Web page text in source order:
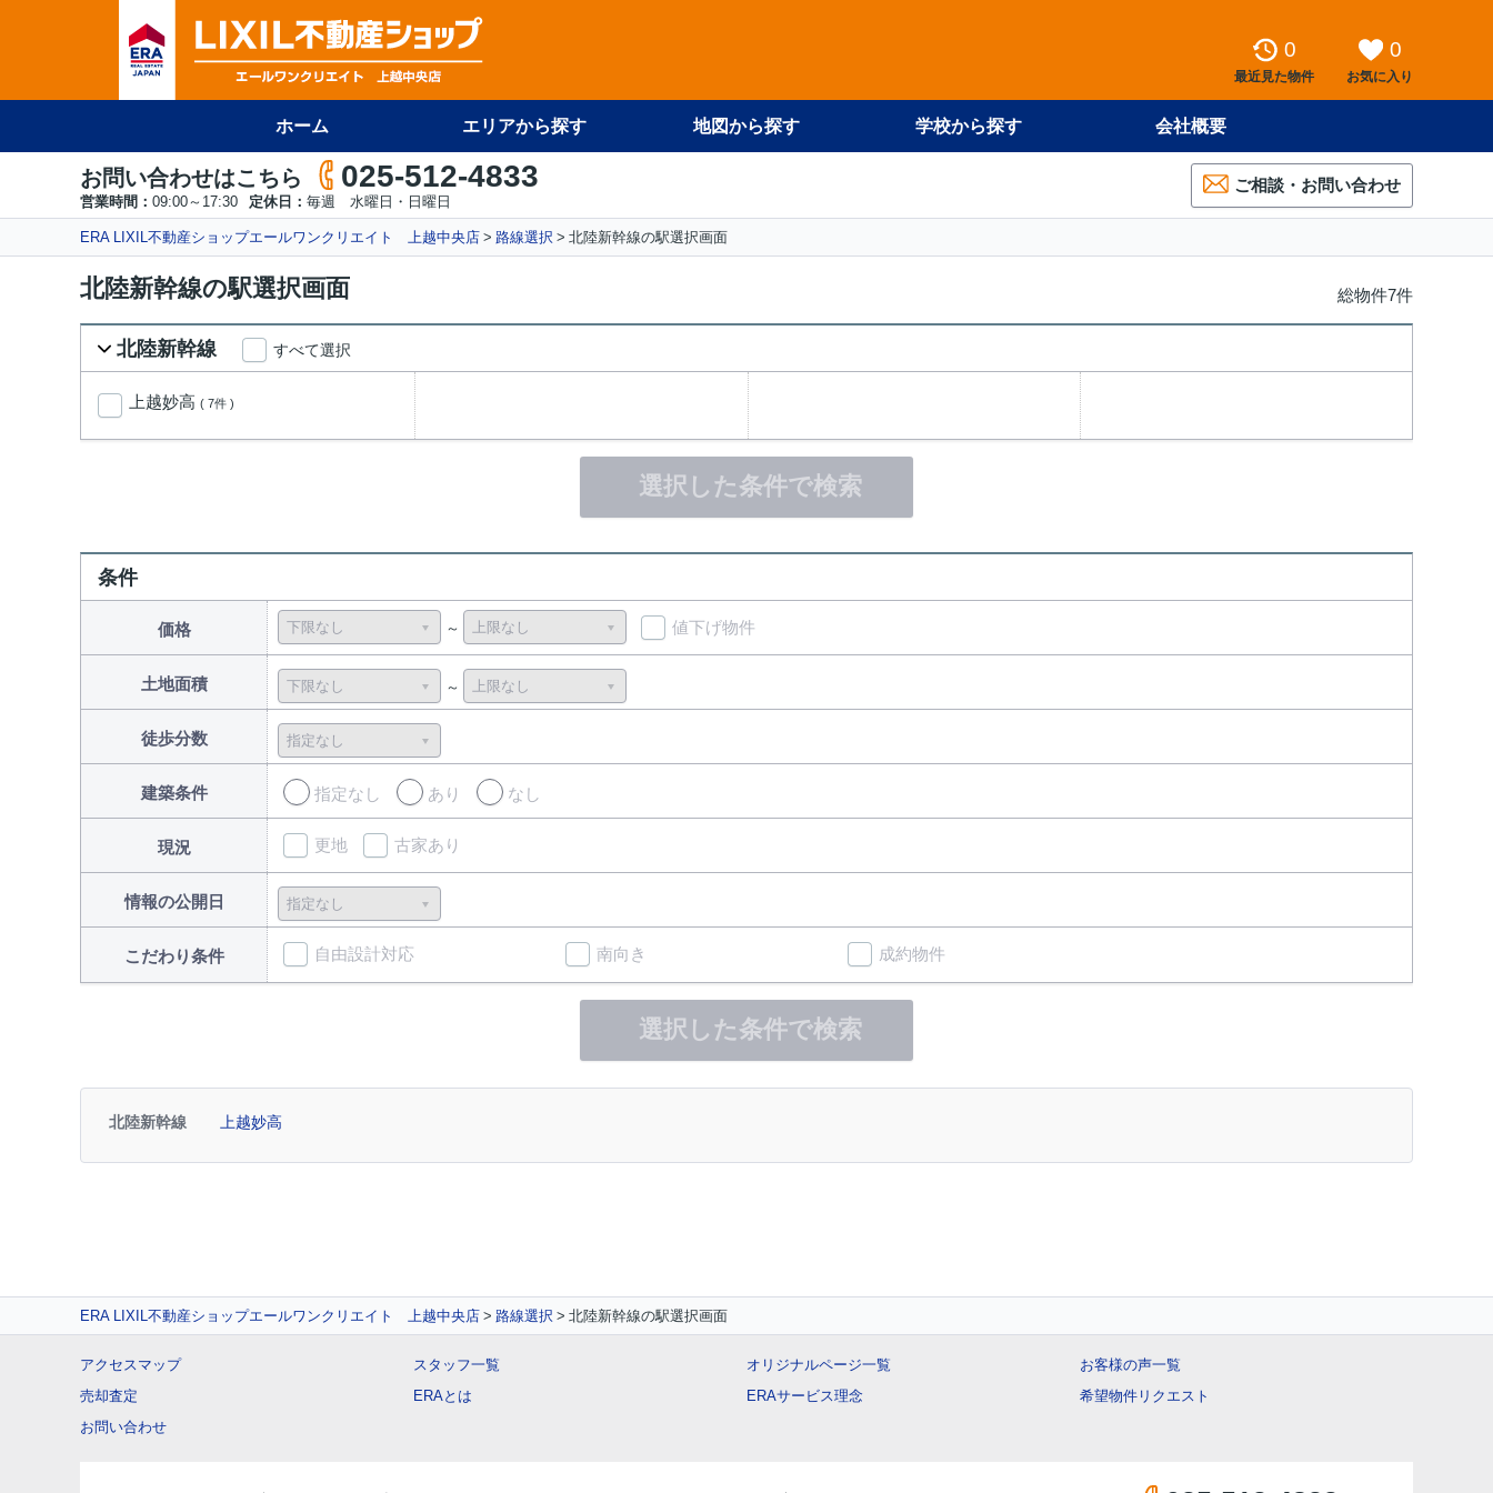
0
最近見た物件
0
お気に入り
ホーム エリアから探す 地図から探す 学校から探す 会社概要
お問い合わせはこちら 025-512-4833
営業時間： 09:00～17:30 定休日： 毎週 水曜日・日曜日
ご相談・お問い合わせ
ERA LIXIL不動産ショップエールワンクリエイト 上越中央店 路線選択 北陸新幹線の駅選択画面
北陸新幹線の駅選択画面 総物件7件
北陸新幹線 すべて選択
上越妙高 ( 7件 )
選択した条件で検索
条件
価格 値下げ物件
土地面積
徒歩分数
建築条件 指定なし あり なし
現況 更地 古家あり
情報の公開日
こだわり条件 自由設計対応 南向き 成約物件
選択した条件で検索
北陸新幹線 上越妙高
ERA LIXIL不動産ショップエールワンクリエイト 上越中央店 路線選択 北陸新幹線の駅選択画面
アクセスマップ
売却査定
お問い合わせ
スタッフ一覧
ERAとは
オリジナルページ一覧
ERAサービス理念
お客様の声一覧
希望物件リクエスト